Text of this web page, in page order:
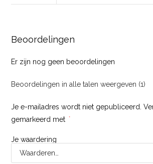
Beoordelingen
Er zijn nog geen beoordelingen
Beoordelingen in alle talen weergeven (1)
Je e-mailadres wordt niet gepubliceerd.
gemarkeerd met
*
Je waardering